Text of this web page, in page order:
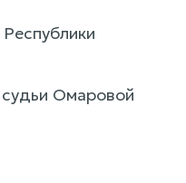
Омаровой